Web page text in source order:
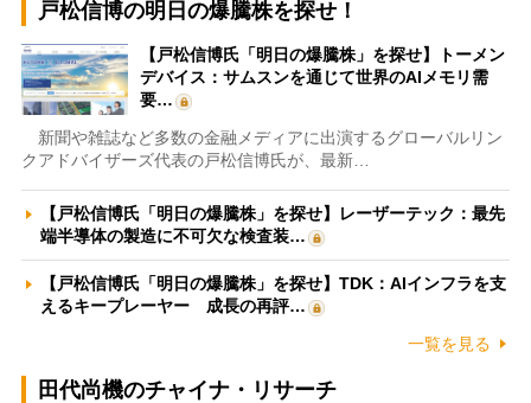
戸松信博の明日の爆騰株を探せ！
【戸松信博氏「明日の爆騰株」を探せ】トーメン
デバイス：サムスンを通じて世界のAIメモリ需
要…
新聞や雑誌など多数の金融メディアに出演するグローバルリン
クアドバイザーズ代表の戸松信博氏が、最新…
【戸松信博氏「明日の爆騰株」を探せ】レーザーテック：最先
端半導体の製造に不可欠な検査装…
【戸松信博氏「明日の爆騰株」を探せ】TDK：AIインフラを支
えるキープレーヤー 成長の再評…
一覧を見る
田代尚機のチャイナ・リサーチ